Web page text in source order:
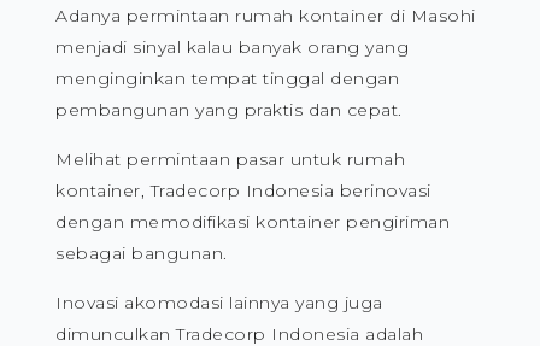
Adanya permintaan rumah kontainer di Masohi
menjadi sinyal kalau banyak orang yang
menginginkan tempat tinggal dengan
pembangunan yang praktis dan cepat.
Melihat permintaan pasar untuk rumah
kontainer, Tradecorp Indonesia berinovasi
dengan memodifikasi kontainer pengiriman
sebagai bangunan.
Inovasi akomodasi lainnya yang juga
dimunculkan Tradecorp Indonesia adalah